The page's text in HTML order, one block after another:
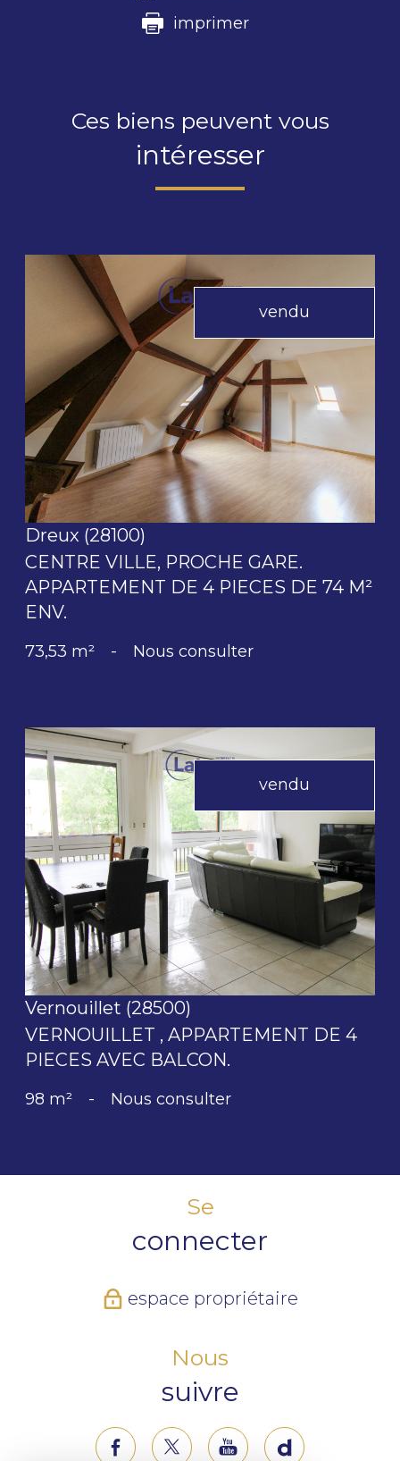
imprimer
Ces biens peuvent vous
intéresser
vendu
voir le bien
Dreux (28100)
CENTRE VILLE, PROCHE GARE.
APPARTEMENT DE 4 PIECES DE 74 M²
ENV.
73,53 m² - Nous consulter
vendu
voir le bien
Vernouillet (28500)
VERNOUILLET , APPARTEMENT DE 4
PIECES AVEC BALCON.
98 m² - Nous consulter
Se
connecter
espace propriétaire
Nous
suivre